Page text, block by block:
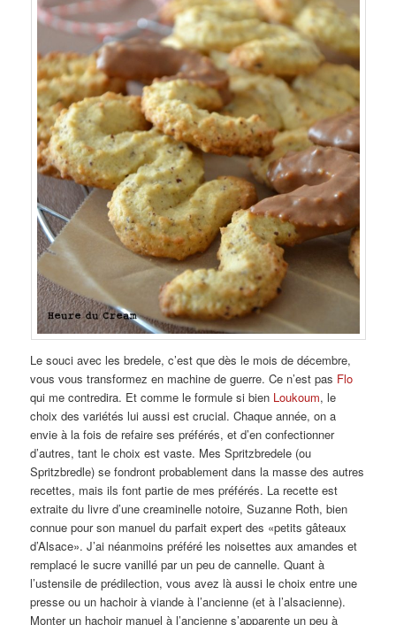
Le souci avec les bredele, c’est que dès le mois de décembre,
vous vous transformez en machine de guerre. Ce n’est pas Flo
qui me contredira. Et comme le formule si bien Loukoum, le
choix des variétés lui aussi est crucial. Chaque année, on a
envie à la fois de refaire ses préférés, et d’en confectionner
d’autres, tant le choix est vaste. Mes Spritzbredele (ou
Spritzbredle) se fondront probablement dans la masse des autres
recettes, mais ils font partie de mes préférés. La recette est
extraite du livre d’une creaminelle notoire, Suzanne Roth, bien
connue pour son manuel du parfait expert des «petits gâteaux
d’Alsace». J’ai néanmoins préféré les noisettes aux amandes et
remplacé le sucre vanillé par un peu de cannelle. Quant à
l’ustensile de prédilection, vous avez là aussi le choix entre une
presse ou un hachoir à viande à l’ancienne (et à l’alsacienne).
Monter un hachoir manuel à l’ancienne s’apparente un peu à